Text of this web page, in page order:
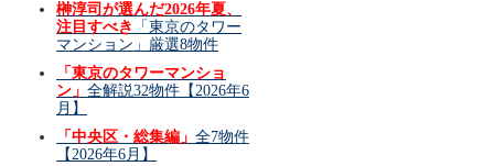
榊淳司が選んだ2026年夏、
注目すべき
「東京のタワー
マンション」厳選8物件
「東京のタワーマンショ
ン」 全解説32物件【2026年6
月】
「中央区・総集編」 全7物件
【2026年6月】